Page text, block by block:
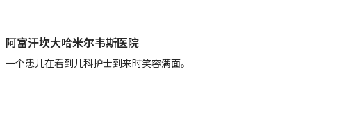
阿富汗坎大哈米尔韦斯医院
一个患儿在看到儿科护士到来时笑容满面。